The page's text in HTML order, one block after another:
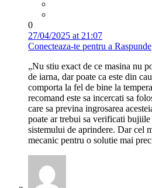
0
27/04/2025 at 21:07
Conecteaza-te pentru a Raspunde
„Nu stiu exact de ce masina nu
de iarna, dar poate ca este din
comporta la fel de bine la
recomand este sa incercati sa
care sa previna ingrosarea
poate ar trebui sa verificati bujiile
sistemului de aprindere. Dar cel
mecanic pentru o solutie mai